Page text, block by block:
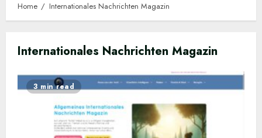
Home Internationales Nachrichten Magazin
Internationales Nachrichten Magazin
3 min read